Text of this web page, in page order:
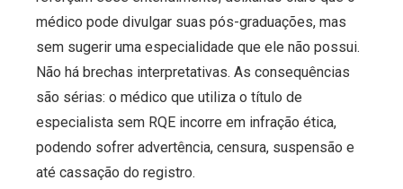
médico pode divulgar suas pós-graduações, mas
sem sugerir uma especialidade que ele não possui.
Não há brechas interpretativas. As consequências
são sérias: o médico que utiliza o título de
especialista sem RQE incorre em infração ética,
podendo sofrer advertência, censura, suspensão e
até cassação do registro.